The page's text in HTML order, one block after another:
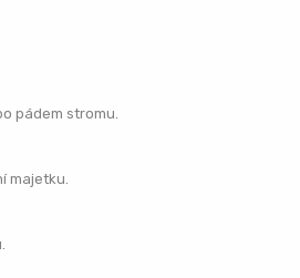
Skladové zásoby a materiál
pádem stromu.
majetku.